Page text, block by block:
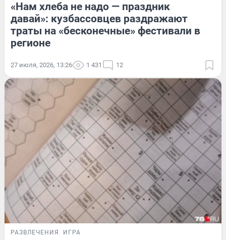
«Нам хлеба не надо — праздник
давай»: кузбассовцев раздражают
траты на «бесконечные» фестивали в
регионе
27 июля, 2026, 13:26 1 431 12
РАЗВЛЕЧЕНИЯ ИГРА